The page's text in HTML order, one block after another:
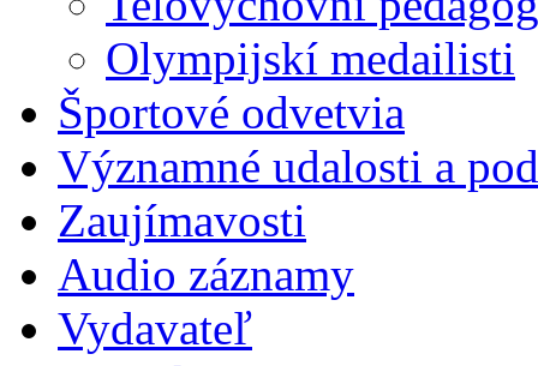
Olympijskí medailisti
Športové odvetvia
Významné udalosti a
Zaujímavosti
Audio záznamy
Vydavateľ